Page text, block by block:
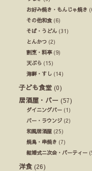
お好み焼き・もんじゃ焼き
その他和食(6)
そば・うどん (31)
とんかつ (2)
割烹・料亭(9)
天ぷら (15)
海鮮・すし (14)
子ども食堂 (0)
居酒屋・バー (57)
ダイニングバー (1)
バー・ラウンジ (2)
和風居酒屋 (25)
焼鳥・串焼き (7)
結婚式ニ次会・パーティー
洋食 (26)